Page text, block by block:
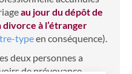
au jour du dépôt de
divorce à l’étranger
typeen conséquence).
deux personnes a
de prévoyance